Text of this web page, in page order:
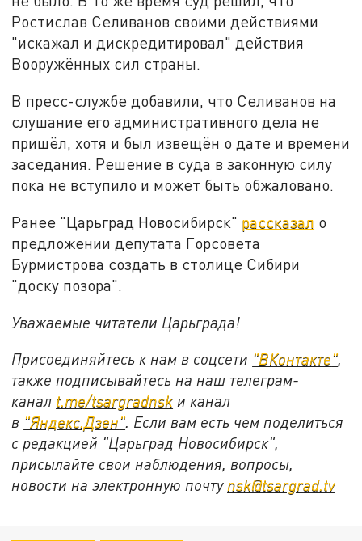
Ростислав Селиванов своими действиями
"искажал и дискредитировал" действия
Вооружённых сил страны.
В пресс-службе добавили, что Селиванов на
слушание его административного дела не
пришёл, хотя и был извещён о дате и времени
заседания. Решение в суда в законную силу
пока не вступило и может быть обжаловано.
Ранее "Царьград Новосибирск" рассказал о
предложении депутата Горсовета
Бурмистрова создать в столице Сибири
"доску позора".
Уважаемые читатели Царьграда!
Присоединяйтесь к нам в соцсети "ВКонтакте",
также подписывайтесь на наш телеграм-
канал t.me/tsargradnsk и канал
в "Яндекс.Дзен". Если вам есть чем поделиться
с редакцией "Царьград Новосибирск",
присылайте свои наблюдения, вопросы,
новости на электронную почту nsk@tsargrad.tv